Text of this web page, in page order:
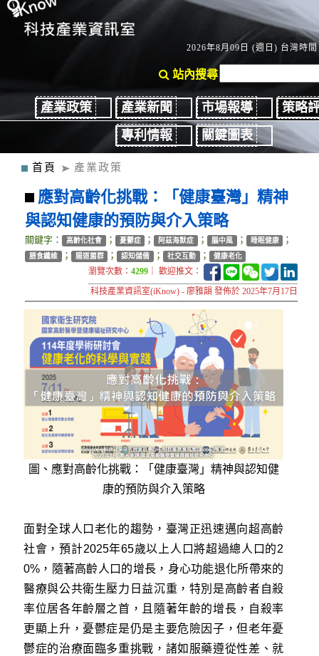
2026年8月09日 (週日) 台灣時間
站內搜尋
產業政策 產業新聞 市場報導
策略
專利情報
關鍵圖表
首頁 產業政策
應對高齡化挑戰：「健康臺灣」精神
與認知健康的預防與介入策略
關鍵字： 高齡化社會 ； 憂鬱症 ； 阿茲海默症 ； 腦中風 ； 睡眠健康 ；
膳食纖維 ； 腸道菌群 ； 認知儲備 ； 社交互動 ； 健康老化
瀏覽次數：4299 ｜ 歡迎推文：
科技產業資訊室(iKnow) - 廖雅韻 發佈於 2025年7月17日
圖、應對高齡化挑戰：「健康臺灣」精神與認知健
康的預防與介入策略
面對全球人口老化的趨勢，臺灣正迅速邁向超高齡
社會，預計2025年65歲以上人口將超過總人口的2
0%，隨著高齡人口的增長，身心功能退化所帶來的
醫療與公共衛生壓力日益沉重，特別是高齡者自殺
率位居各年齡層之首，且隨著年齡的增長，自殺率
更顯上升，憂鬱症是仍是主要危險因子，但老年憂
鬱症的治療面臨多重挑戰，諸如服藥遵從性差、就